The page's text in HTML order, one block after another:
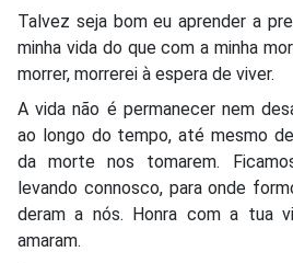
Talvez seja bom eu aprender a
minha vida do que com a minha
morrer, morrerei à espera de viver.
A vida não é permanecer nem
ao longo do tempo, até mesmo
da morte nos tomarem.
levando connosco, para onde
deram a nós. Honra com a tua
amaram.